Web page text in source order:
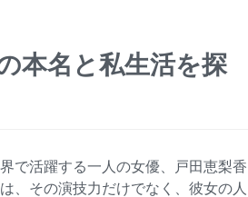
本名と私生活を探
で活躍する一人の女優、戸田恵梨香
、その演技力だけでなく、彼女の人